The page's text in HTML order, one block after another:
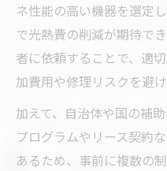
ネ性能の高い機器を選定
で光熱費の削減が期待で
者に依頼することで、適
加費用や修理リスクを避け
加えて、自治体や国の補
プログラムやリース契約
あるため、事前に複数の